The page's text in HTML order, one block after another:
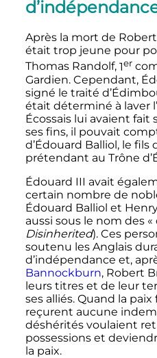
Après la mort de
était trop jeune pour
Thomas Randolf, 1er
Gardien. Cependant,
signé le traité
était déterminé à laver
Écossais lui avaient fait
ses fins, il pouvait
d’Édouard Balliol, le fils
prétendant au Trône
Édouard III avait
certain nombre de
Édouard Balliol et
aussi sous le nom des «
Disinherited). Ces
soutenu les Anglais
d’indépendance et,
Bannockburn, Robert
leurs titres et de leur
ses alliés. Quand la
reçurent aucune
déshérités voulaient
possessions et
la paix.